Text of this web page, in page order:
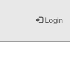
Login